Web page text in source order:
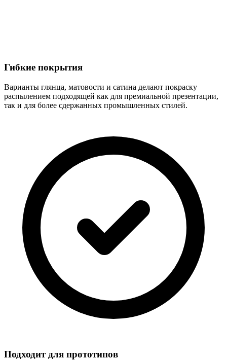
Гибкие покрытия
Варианты глянца, матовости и сатина делают покраску
распылением подходящей как для премиальной презентации,
так и для более сдержанных промышленных стилей.
Подходит для прототипов